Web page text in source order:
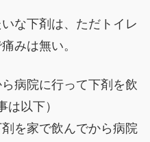
な下剤は、ただトイレ
みは無い。
病院に行って下剤を飲
以下）
を家で飲んでから病院